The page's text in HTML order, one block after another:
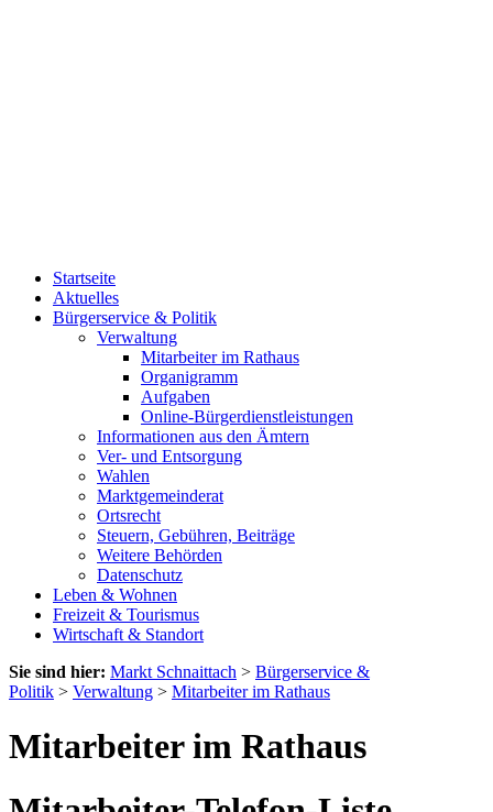
Startseite
Aktuelles
Bürgerservice & Politik
Verwaltung
Mitarbeiter im Rathaus
Organigramm
Aufgaben
Online-Bürgerdienstleistungen
Informationen aus den Ämtern
Ver- und Entsorgung
Wahlen
Marktgemeinderat
Ortsrecht
Steuern, Gebühren, Beiträge
Weitere Behörden
Datenschutz
Leben & Wohnen
Freizeit & Tourismus
Wirtschaft & Standort
Sie sind hier: Markt Schnaittach > Bürgerservice &
Politik > Verwaltung > Mitarbeiter im Rathaus
Mitarbeiter im Rathaus